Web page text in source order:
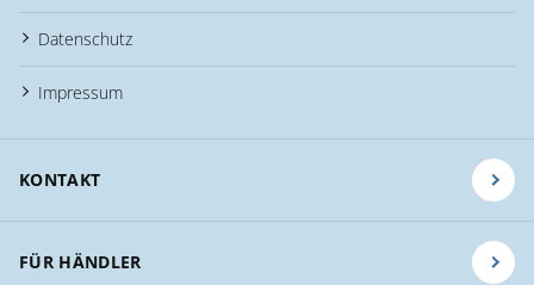
Datenschutz
Impressum
KONTAKT
FÜR HÄNDLER